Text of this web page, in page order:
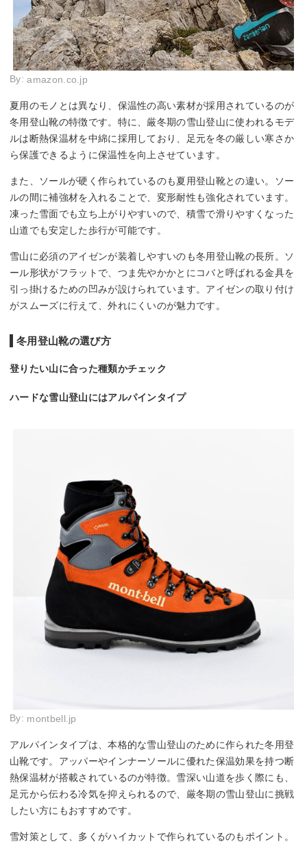
By:amazon.co.jp
夏用のモノとは異なり、保温性の高い素材が採用されているのが
冬用登山靴の特徴です。特に、厳冬期の雪山登山に使われるモデ
ルは断熱保温材を中綿に採用しており、足元を冬の厳しい寒さか
ら保護できるように保温性を向上させています。
また、ソールが硬く作られているのも夏用登山靴との違い。ソー
ルの間に補強材を入れることで、変形耐性も強化されています。
凍った雪面でも立ち上がりやすいので、積雪で滑りやすくなった
山道でも安定した歩行が可能です。
雪山に必須のアイゼンが装着しやすいのも冬用登山靴の長所。ソ
ール形状がフラットで、つま先やかかとにコバと呼ばれる金具を
引っ掛けるための凹みが設けられています。アイゼンの取り付け
がスムーズに行えて、外れにくいのが魅力です。
冬用登山靴の選び方
登りたい山に合った種類かチェック
ハードな雪山登山にはアルパインタイプ
By: montbell.jp
アルパインタイプは、本格的な雪山登山のために作られた冬用登
山靴です。アッパーやインナーソールに優れた保温効果を持つ断
熱保温材が搭載されているのが特徴。雪深い山道を歩く際にも、
足元から伝わる冷気を抑えられるので、厳冬期の雪山登山に挑戦
したい方にもおすすめです。
雪対策として、多くがハイカットで作られているのもポイント。